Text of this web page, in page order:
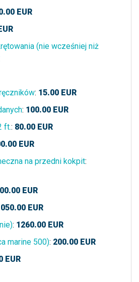
EUR
(nie wcześniej niż
: 15.00 EUR
: 100.00 EUR
ft.: 80.00 EUR
EUR
na przedni kokpit:
EUR
EUR
: 1260.00 EUR
marine 500): 200.00 EUR
EUR